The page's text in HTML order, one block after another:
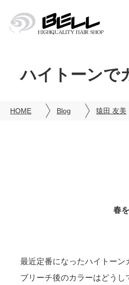
ハイトーンで
HOME Blog 猿田 友美
春
最近定番になったハイトーン
ブリーチ後のカラーはどうし